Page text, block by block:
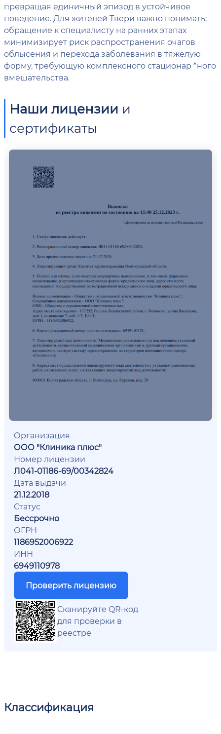
превращая единичный эпизод в устойчивое
поведение. Для жителей Твери важно понимать:
обращение к специалисту на ранних этапах
минимизирует риск распространения очагов
облысения и перехода заболевания в тяжелую
форму, требующую комплексного стационар *ного
вмешательства.
Наши лицензии и
сертификаты
Организация
ООО "Клиника плюс"
Номер лицензии
Л041-01186-69/00342824
Дата выдачи
21.12.2018
Статус
Бессрочно
ОГРН
1186952006922
ИНН
6949110978
Проверить лицензию
Сканируйте QR-код
для проверки в
реестре
Классификация